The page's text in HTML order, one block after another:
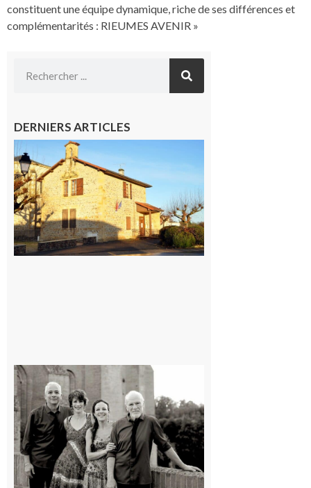
constituent une équipe dynamique, riche de ses différences et
complémentarités : RIEUMES AVENIR »
DERNIERS ARTICLES